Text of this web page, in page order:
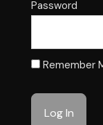
Password
Remember